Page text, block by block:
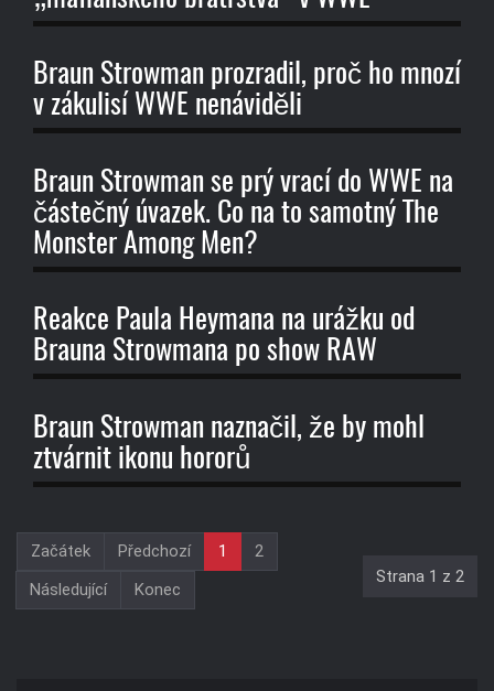
Braun Strowman prozradil, proč ho mnozí
v zákulisí WWE nenáviděli
Braun Strowman se prý vrací do WWE na
částečný úvazek. Co na to samotný The
Monster Among Men?
Reakce Paula Heymana na urážku od
Brauna Strowmana po show RAW
Braun Strowman naznačil, že by mohl
ztvárnit ikonu hororů
Strana 1 z 2
Začátek Předchozí 1
2
Následující
Konec